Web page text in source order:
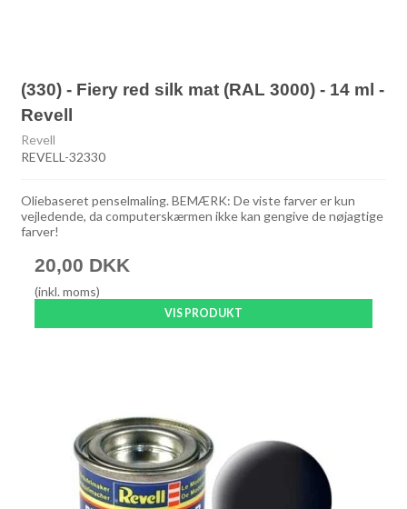
(330) - Fiery red silk mat (RAL 3000) - 14 ml -
Revell
Revell
REVELL-32330
Oliebaseret penselmaling. BEMÆRK: De viste farver er kun
vejledende, da computerskærmen ikke kan gengive de nøjagtige
farver!
20,00 DKK
(inkl. moms)
VIS PRODUKT